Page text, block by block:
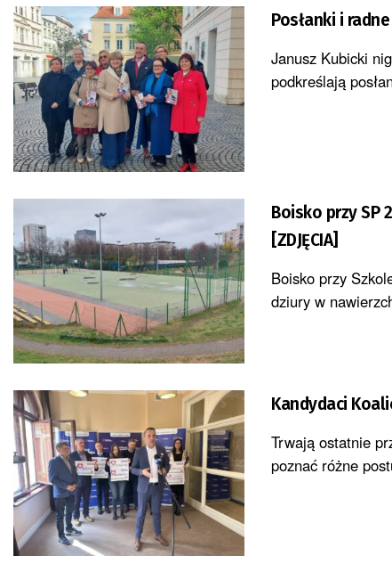
Posłanki i
Janusz Kubicki
podkreślają
Boisko przy SP
[ZDJĘCIA]
Boisko przy
dziury w
Kandydaci
Trwają ostatnie
poznać różne